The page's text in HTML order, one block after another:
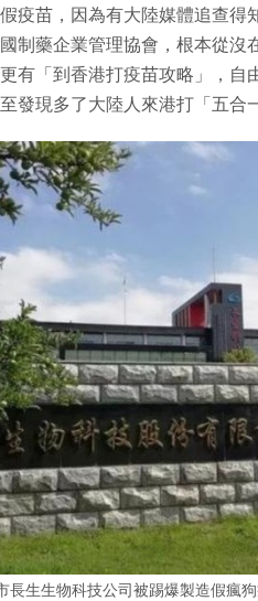
疫苗，因為有大陸媒體追查得
制藥企業管理協會，根本從沒
有「到香港打疫苗攻略」，自
發現多了大陸人來港打「五合
長生生物科技公司被踢爆製造假瘋